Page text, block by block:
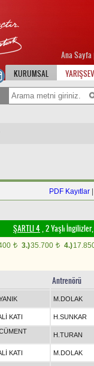
Ana Sayfa
KURUMSAL
PDF Kayıtlar
ŞARTLI 4, 2 Yaşlı
t 3.)35.700 t 4.)
Antrenörü
M.DOLAK
KATI H.SUNKAR
H.TURAN
KATI M.DOLAK